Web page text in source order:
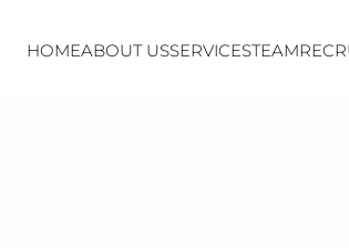
HOMEABOUT USSERVICESTEAM